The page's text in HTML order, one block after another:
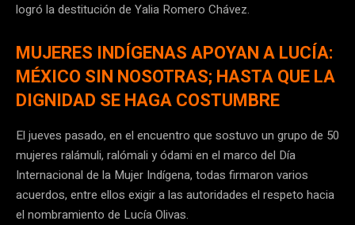
logró la destitución de Yalia Romero Chávez.
MUJERES INDÍGENAS APOYAN A LUCÍA:
MÉXICO SIN NOSOTRAS; HASTA QUE LA
DIGNIDAD SE HAGA COSTUMBRE
El jueves pasado, en el encuentro que sostuvo un grupo de 50
mujeres ralámuli, ralómali y ódami en el marco del Día
Internacional de la Mujer Indígena, todas firmaron varios
acuerdos, entre ellos exigir a las autoridades el respeto hacia
el nombramiento de Lucía Olivas.